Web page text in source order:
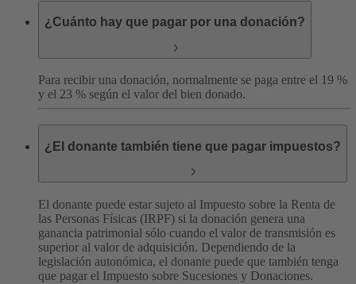
¿Cuánto hay que pagar por una donación?
Para recibir una donación, normalmente se paga entre el 19 %
y el 23 % según el valor del bien donado.
¿El donante también tiene que pagar impuestos?
El donante puede estar sujeto al Impuesto sobre la Renta de
las Personas Físicas (IRPF) si la donación genera una
ganancia patrimonial sólo cuando el valor de transmisión es
superior al valor de adquisición. Dependiendo de la
legislación autonómica, el donante puede que también tenga
que pagar el Impuesto sobre Sucesiones y Donaciones.